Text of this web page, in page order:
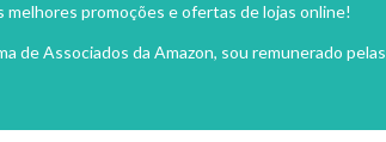
melhores promoções e ofertas de lojas online!
de Associados da Amazon, sou remunerado pelas